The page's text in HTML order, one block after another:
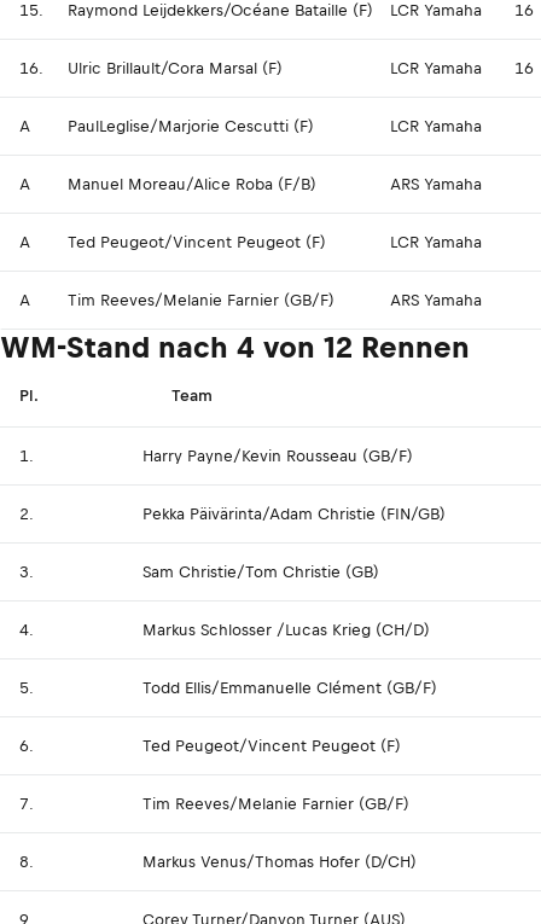
15. Raymond Leijdekkers/Océane Bataille (F) LCR Yamaha 16
16. Ulric Brillault/Cora Marsal (F) LCR Yamaha 16
A PaulLeglise/Marjorie Cescutti (F) LCR Yamaha
A Manuel Moreau/Alice Roba (F/B) ARS Yamaha
A Ted Peugeot/Vincent Peugeot (F) LCR Yamaha
A Tim Reeves/Melanie Farnier (GB/F) ARS Yamaha
WM-Stand nach 4 von 12 Rennen
Pl. Team
1. Harry Payne/Kevin Rousseau (GB/F)
2. Pekka Päivärinta/Adam Christie (FIN/GB)
3. Sam Christie/Tom Christie (GB)
4. Markus Schlosser /Lucas Krieg (CH/D)
5. Todd Ellis/Emmanuelle Clément (GB/F)
6. Ted Peugeot/Vincent Peugeot (F)
7. Tim Reeves/Melanie Farnier (GB/F)
8. Markus Venus/Thomas Hofer (D/CH)
9. Corey Turner/Danyon Turner (AUS)